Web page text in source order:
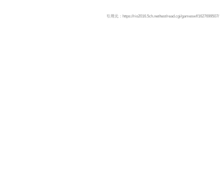
引用元：https://rio2016.5ch.net/test/read.cgi/gameswf/1627699507/